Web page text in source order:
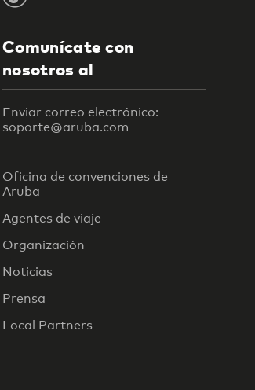
Comunícate con
nosotros al
Enviar correo electrónico:
soporte@aruba.com
Oficina de convenciones de
Aruba
Agentes de viaje
Organización
Noticias
Prensa
Local Partners